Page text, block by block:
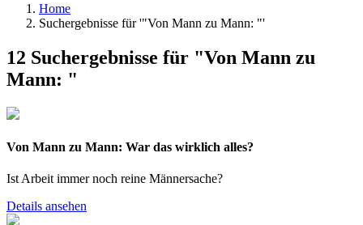
Home
Suchergebnisse für '"Von Mann zu Mann: "'
12 Suchergebnisse für "Von Mann zu
Mann: "
Von Mann zu Mann: War das wirklich alles?
Ist Arbeit immer noch reine Männersache?
Details ansehen